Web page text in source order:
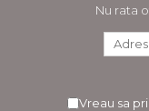
Nu rata
Vreau sa